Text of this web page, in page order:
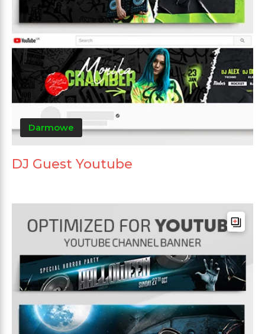
Darmowe
DJ Guest Youtube